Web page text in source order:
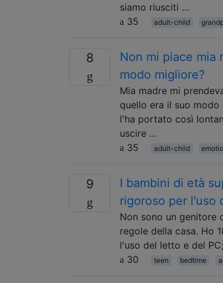
siamo riusciti …
35
adult-child
8
Non mi piace mia
modo migliore?
Mia madre mi
quello era il suo
l'ha portato così
uscire …
35
adult-child
9
I bambini di età
rigoroso per l'uso
Non sono un genitore
regole della casa. Ho
l'uso del letto e del
30
teen bedtime